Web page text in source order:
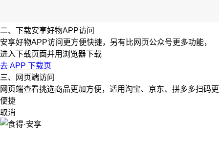
二、下载安享好物APP访问
安享好物APP访问更方便快捷，另有比网页公众号更多功能，
进入下载页面并用浏览器下载
去 APP 下载页
三、网页端访问
网页端查看挑选商品更加方便，适用淘宝、京东、拼多多扫码更
便捷
取消